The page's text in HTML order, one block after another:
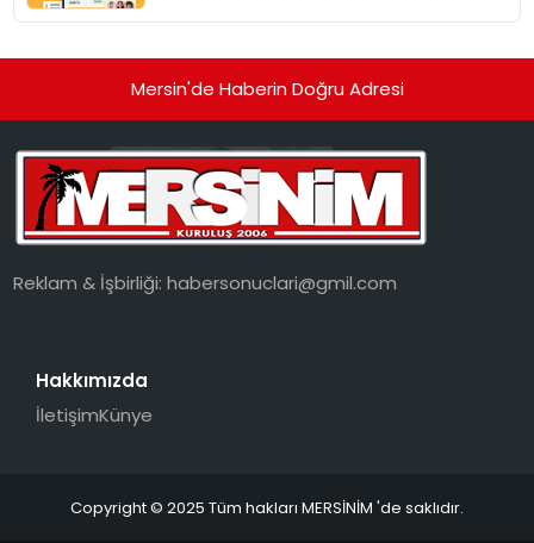
Mersin'de Haberin Doğru Adresi
Reklam & İşbirliği:habersonuclari@gmil.com
Hakkımızda
İletişimKünye
Copyright © 2025 Tüm hakları MERSİNİM 'de saklıdır.